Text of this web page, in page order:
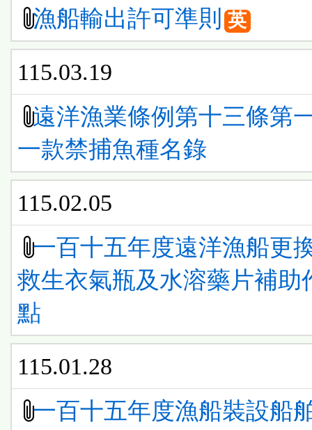
漁船輸出許可準則 英
115.03.19
遠洋漁業條例第十三條第
一款禁捕魚種名錄
115.02.05
一百十五年度遠洋漁船更
救生衣氣瓶及水溶藥片補助
點
115.01.28
一百十五年度漁船裝設船